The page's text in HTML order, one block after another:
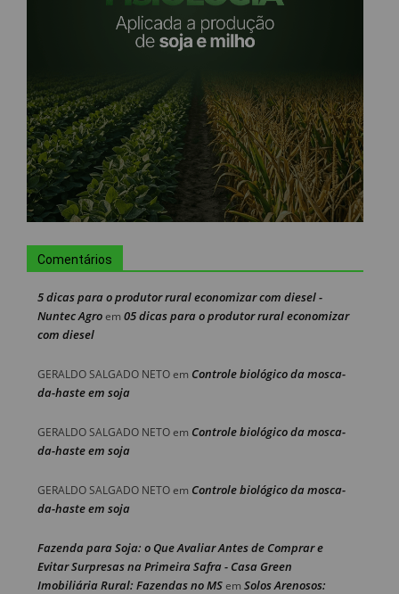
Comentários
5 dicas para o produtor rural economizar com diesel -
Nuntec Agroem 05 dicas para o produtor rural economizar
com diesel
GERALDO SALGADO NETOem Controle biológico da mosca-
da-haste em soja
GERALDO SALGADO NETOem Controle biológico da mosca-
da-haste em soja
GERALDO SALGADO NETOem Controle biológico da mosca-
da-haste em soja
Fazenda para Soja: o Que Avaliar Antes de Comprar e
Evitar Surpresas na Primeira Safra - Casa Green
Imobiliária Rural: Fazendas no MSem Solos Arenosos: